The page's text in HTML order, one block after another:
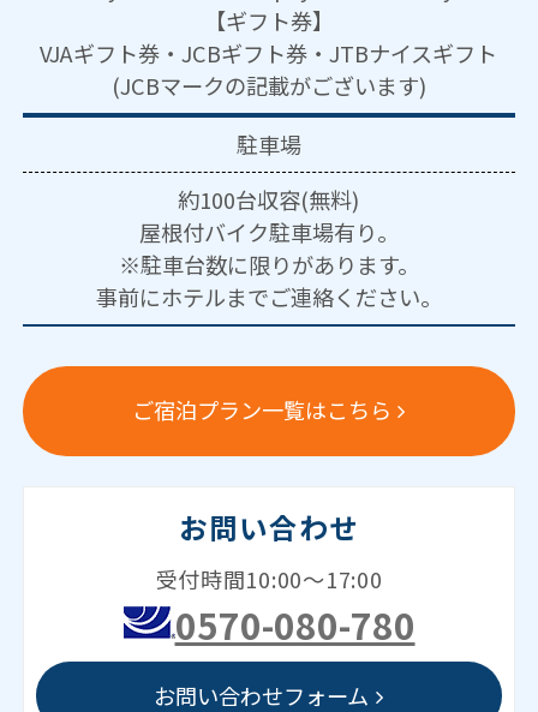
【ギフト券】
VJAギフト券・JCBギフト券・JTBナイスギフト
(JCBマークの記載がございます)
駐車場
約100台収容(無料)
屋根付バイク駐車場有り。
※駐車台数に限りがあります。
事前にホテルまでご連絡ください。
ご宿泊プラン一覧はこちら
お問い合わせ
受付時間10:00～17:00
0570-080-780
お問い合わせフォーム